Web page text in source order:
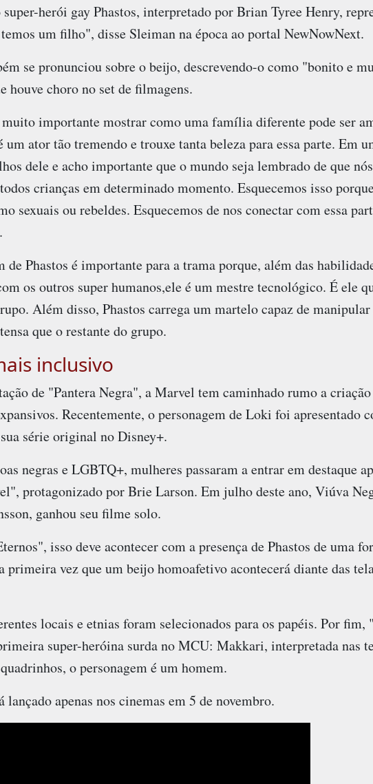
super-herói gay Phastos, interpretado por Brian Tyree Henry,
um filho", disse Sleiman na época ao portal NewNowNext.
se pronunciou sobre o beijo, descrevendo-o como "bonito e
houve choro no set de filmagens.
importante mostrar como uma família diferente pode ser
um ator tão tremendo e trouxe tanta beleza para essa parte. Em
dele e acho importante que o mundo seja lembrado de que
crianças em determinado momento. Esquecemos isso
sexuais ou rebeldes. Esquecemos de nos conectar com essa
de Phastos é importante para a trama porque, além das
os outros super humanos,ele é um mestre tecnológico. É ele
Além disso, Phastos carrega um martelo capaz de
que o restante do grupo.
inclusivo
de "Pantera Negra", a Marvel tem caminhado rumo a
Recentemente, o personagem de Loki foi apresentado
série original no Disney+.
negras e LGBTQ+, mulheres passaram a entrar em destaque
protagonizado por Brie Larson. Em julho deste ano, Viúva
ganhou seu filme solo.
isso deve acontecer com a presença de Phastos de uma
primeira vez que um beijo homoafetivo acontecerá diante das
locais e etnias foram selecionados para os papéis. Por fim,
super-heróina surda no MCU: Makkari, interpretada nas
o personagem é um homem.
lançado apenas nos cinemas em 5 de novembro.